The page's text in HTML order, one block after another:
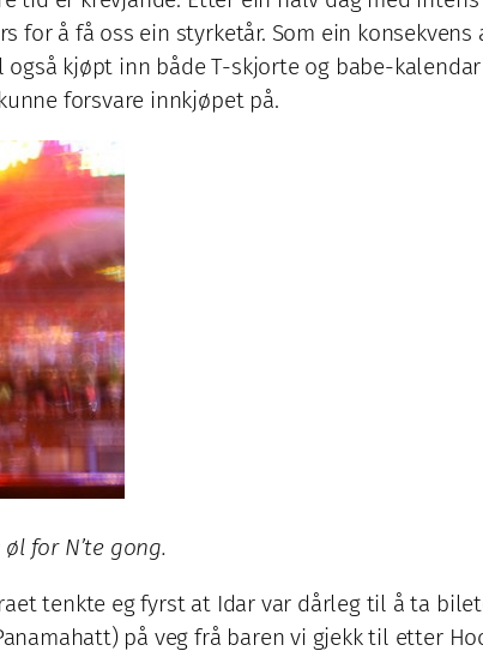
for å få oss ein styrketår. Som ein
kjøpt inn både T-skjorte og babe-
forsvare innkjøpet på.
for N’te gong.
tenkte eg fyrst at Idar var dårleg til å ta
på veg frå baren vi gjekk til etter